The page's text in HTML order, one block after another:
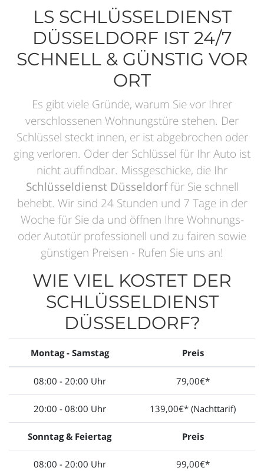
LS SCHLÜSSELDIENST
DÜSSELDORF IST 24/7
SCHNELL & GÜNSTIG VOR
ORT
Es gibt viele Gründe, warum Sie vor Ihrer
verschlossenen Wohnungstüre stehen. Der
Schlüssel steckt innen, er ist abgebrochen oder
ging verloren. Oder der Schlüssel für Ihr Auto ist
nicht auffindbar. Missgeschicke, die Ihr
Schlüsseldienst Düsseldorffür Sie schnell
behebt. Wir sind 24 Stunden und 7 Tage in der
Woche für Sie da und öffnen Ihre Wohnungs-
oder Autotür professionell und zu fairen sowie
günstigen Preisen - Rufen Sie uns an!
WIE VIEL KOSTET DER
SCHLÜSSELDIENST
DÜSSELDORF?
Montag - Samstag Preis
08:00 - 20:00 Uhr 79,00€*
20:00 - 08:00 Uhr 139,00€* (Nachttarif)
Sonntag & Feiertag Preis
08:00 - 20:00 Uhr 99,00€*